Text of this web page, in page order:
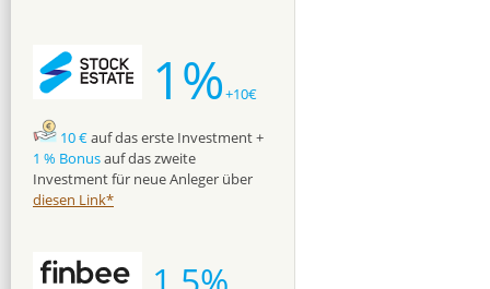
1%+10€
10 €auf das erste Investment +
1 % Bonusauf das zweite
Investment für neue Anleger über
diesen Link*